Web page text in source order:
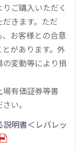
ご購入いただく
きます。ただ
お客様との合意
があります。外
変動等により損
有価証券等書
い。
明書＜レバレッ